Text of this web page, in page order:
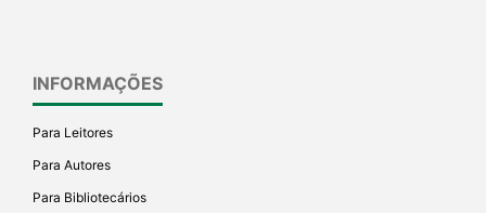
INFORMAÇÕES
Para Leitores
Para Autores
Para Bibliotecários